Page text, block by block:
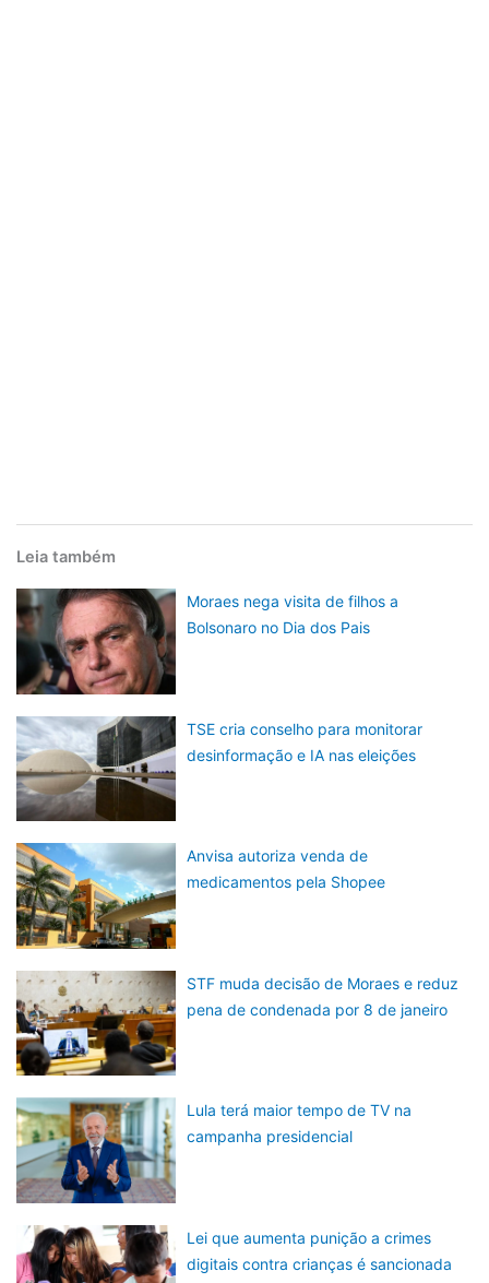
Leia também
Moraes nega visita de filhos a
Bolsonaro no Dia dos Pais
TSE cria conselho para monitorar
desinformação e IA nas eleições
Anvisa autoriza venda de
medicamentos pela Shopee
STF muda decisão de Moraes e reduz
pena de condenada por 8 de janeiro
Lula terá maior tempo de TV na
campanha presidencial
Lei que aumenta punição a crimes
digitais contra crianças é sancionada